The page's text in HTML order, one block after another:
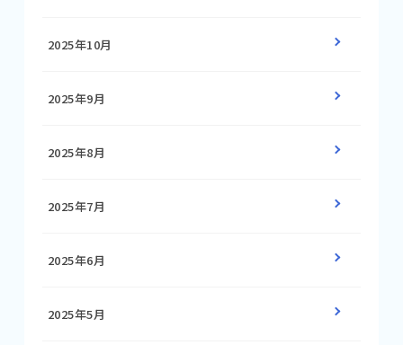
2025年10月
2025年9月
2025年8月
2025年7月
2025年6月
2025年5月